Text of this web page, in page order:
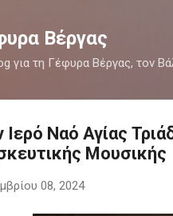
Βέργας
για τη Γέφυρα Βέργας, τον
Ιερό Ναό Αγίας
Μουσικής
08, 2024